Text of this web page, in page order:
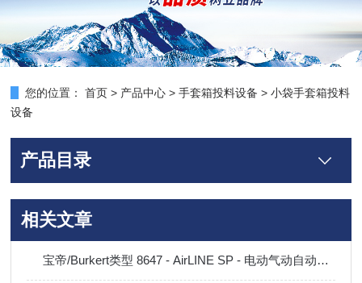
您的位置： 首页 > 产品中心 >手套箱投料设备 >小袋手套箱投料
设备
产品目录
相关文章
宝帝/Burkert类型 8647 - AirLINE SP - 电动气动自动化系统